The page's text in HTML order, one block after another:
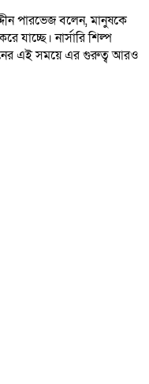
পারভেজ বলেন, মানুষকে
যাচ্ছে। নার্সারি শিল্প
এই সময়ে এর গুরুত্ব আরও